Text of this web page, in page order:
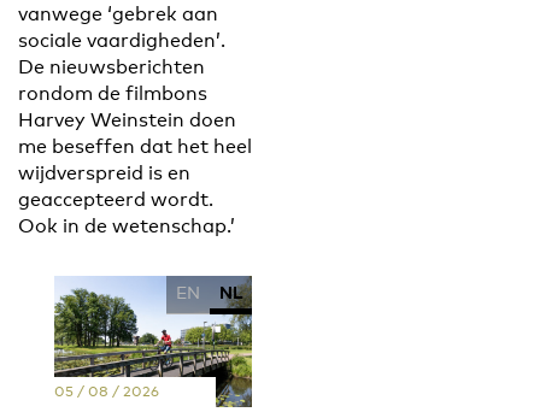
vanwege ‘gebrek aan
sociale vaardigheden’.
De nieuwsberichten
rondom de filmbons
Harvey Weinstein doen
me beseffen dat het heel
wijdverspreid is en
geaccepteerd wordt.
Ook in de wetenschap.’
EN NL
05 / 08 / 2026